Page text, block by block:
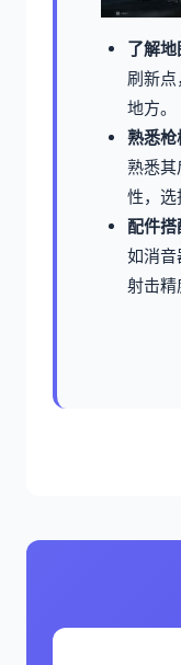
了解
刷新
地方。
熟悉枪
熟悉其
性，选
配件搭
如消音
射击精